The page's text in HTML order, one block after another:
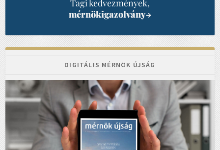
Tagi kedvezmények,
mérnökigazolvány→
DIGITÁLIS MÉRNÖK ÚJSÁG